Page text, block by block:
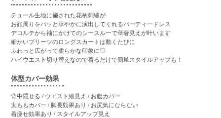
チュール生地に施された花柄刺繍が
お顔周りをパッと華やかに演出してくれるパーティードレス
デコルテから袖にかけてのシースルーで華奢見えが叶います
細かいプリーツのロングスカートは動くたびに
ふわっと広がって柔らかな印象に♡
ハイウエスト切り替えなので着るだけで簡単スタイルアップも！
体型カバー効果
背中隠せる / ウエスト細見え / お腹カバー
太ももカバー / 脚長効果あり / お尻気にならない
着痩せ効果あり / スタイルアップ見え